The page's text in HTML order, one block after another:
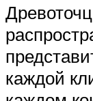
каждой